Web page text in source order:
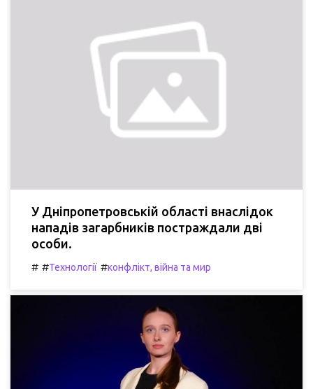
У Дніпропетровській області внаслідок
нападів загарбників постраждали дві
особи.
# #Технології #конфлікт, війна та мир